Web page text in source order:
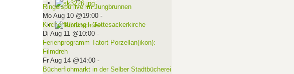
Ringelspü live im Jungbrunnen
Mo Aug 10 @19:00-
Kirchenführung - Gottesackerkirche
Di Aug 11 @10:00-
Ferienprogramm Tatort Porzellan(ikon):
Filmdreh
Fr Aug 14 @14:00-
Bücherflohmarkt in der Selber Stadtbücherei